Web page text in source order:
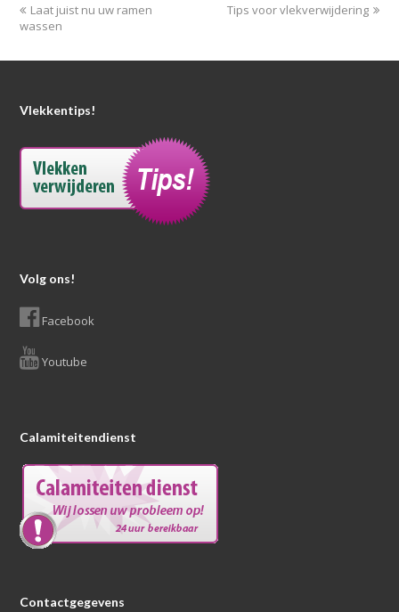
Laat juist nu uw ramen
wassen
Tips voor vlekverwijdering
Vlekkentips!
Volg ons!
Facebook
Youtube
Calamiteitendienst
Contactgegevens